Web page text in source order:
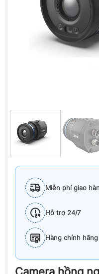
Miễn phí giao
Hỗ trợ 24/7
Hàng chính hãng